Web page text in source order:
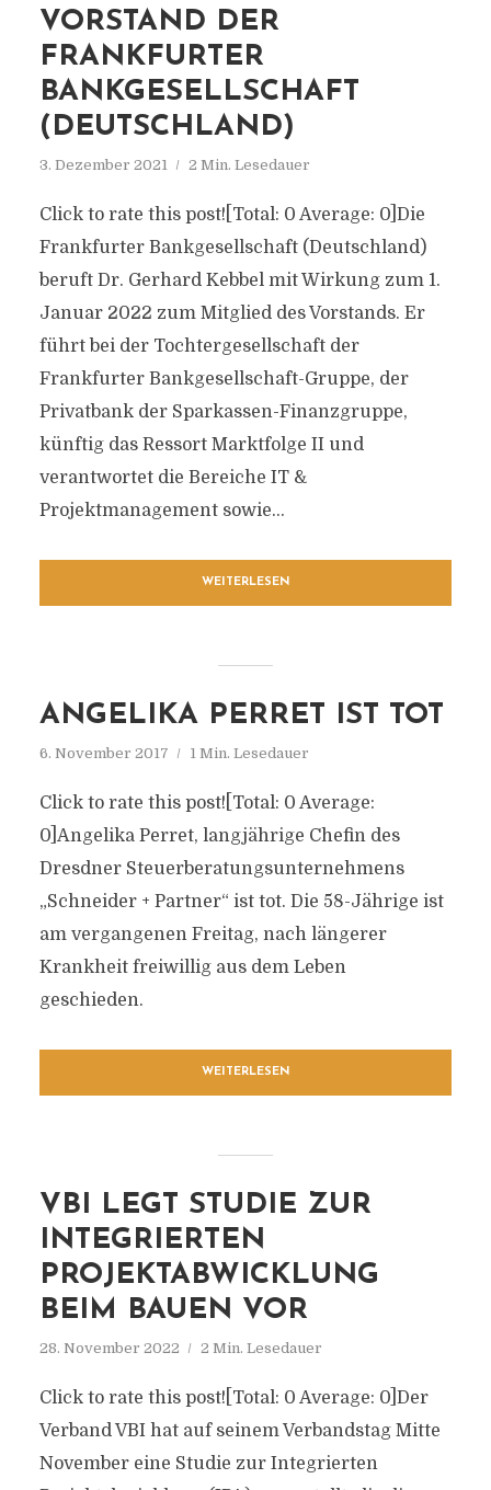
VORSTAND DER
FRANKFURTER
BANKGESELLSCHAFT
(DEUTSCHLAND)
3. Dezember 2021 2 Min. Lesedauer
Click to rate this post![Total: 0 Average: 0]Die
Frankfurter Bankgesellschaft (Deutschland)
beruft Dr. Gerhard Kebbel mit Wirkung zum 1.
Januar 2022 zum Mitglied des Vorstands. Er
führt bei der Tochtergesellschaft der
Frankfurter Bankgesellschaft-Gruppe, der
Privatbank der Sparkassen-Finanzgruppe,
künftig das Ressort Marktfolge II und
verantwortet die Bereiche IT &
Projektmanagement sowie...
WEITERLESEN
ANGELIKA PERRET IST TOT
6. November 2017 1 Min. Lesedauer
Click to rate this post![Total: 0 Average:
0]Angelika Perret, langjährige Chefin des
Dresdner Steuerberatungsunternehmens
„Schneider + Partner“ ist tot. Die 58-Jährige ist
am vergangenen Freitag, nach längerer
Krankheit freiwillig aus dem Leben
geschieden.
WEITERLESEN
VBI LEGT STUDIE ZUR
INTEGRIERTEN
PROJEKTABWICKLUNG
BEIM BAUEN VOR
28. November 2022 2 Min. Lesedauer
Click to rate this post![Total: 0 Average: 0]Der
Verband VBI hat auf seinem Verbandstag Mitte
November eine Studie zur Integrierten